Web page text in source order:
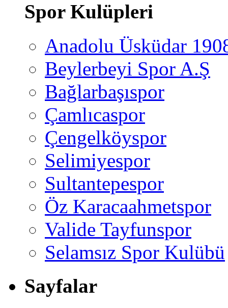
Spor Kulüpleri
Anadolu Üsküdar
Beylerbeyi Spor A.Ş
Bağlarbaşıspor
Çamlıcaspor
Çengelköyspor
Selimiyespor
Sultantepespor
Öz Karacaahmetspor
Valide Tayfunspor
Selamsız Spor Kulübü
Sayfalar